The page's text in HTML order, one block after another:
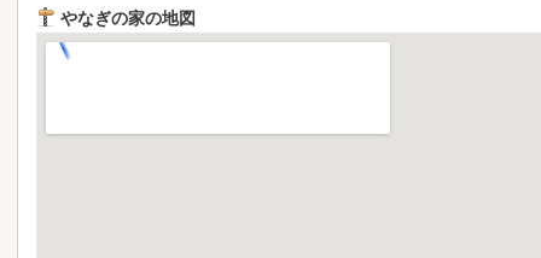
やなぎの家の地図